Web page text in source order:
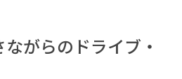
がらのドライブ・